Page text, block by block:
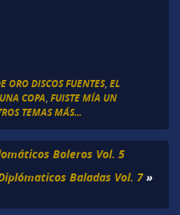
ORO DISCOS FUENTES, EL
COPA FUISTE MÍA UN
TEMAS MÁS...
Boleros Vol. 5
Baladas Vol. 7»